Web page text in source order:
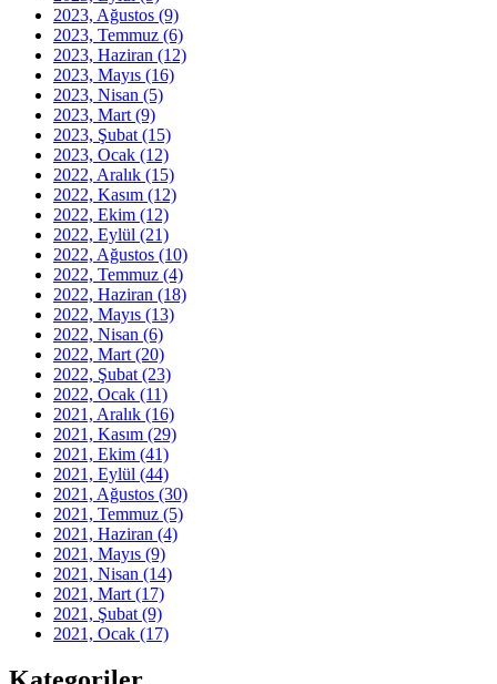
2023, Ağustos (9)
2023, Temmuz (6)
2023, Haziran (12)
2023, Mayıs (16)
2023, Nisan (5)
2023, Mart (9)
2023, Şubat (15)
2023, Ocak (12)
2022, Aralık (15)
2022, Kasım (12)
2022, Ekim (12)
2022, Eylül (21)
2022, Ağustos (10)
2022, Temmuz (4)
2022, Haziran (18)
2022, Mayıs (13)
2022, Nisan (6)
2022, Mart (20)
2022, Şubat (23)
2022, Ocak (11)
2021, Aralık (16)
2021, Kasım (29)
2021, Ekim (41)
2021, Eylül (44)
2021, Ağustos (30)
2021, Temmuz (5)
2021, Haziran (4)
2021, Mayıs (9)
2021, Nisan (14)
2021, Mart (17)
2021, Şubat (9)
2021, Ocak (17)